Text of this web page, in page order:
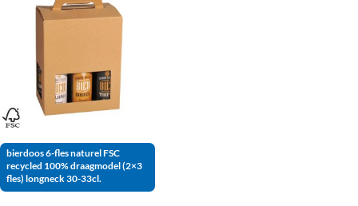
bierdoos 6-fles naturel FSC
recycled 100% draagmodel (2×3
fles) longneck 30-33cl.